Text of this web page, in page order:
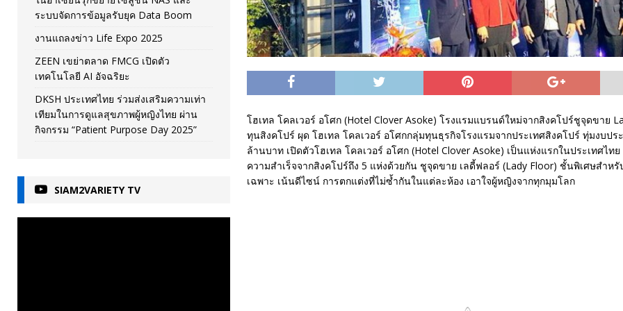
โฮเทล โคลเวอร์ อโศก (Hotel Clover Asoke) โรงแรมแบรนด์ใหม่จากสิงคโปร์ชูจุดขาย
ทุนสิงคโปร์ ผุด โฮเทล โคลเวอร์ อโศกกลุ่มทุนธุรกิจโรงแรมจากประเทศสิงคโปร์ ทุ่มงบป
ล้านบาท เปิดตัวโฮเทล โคลเวอร์ อโศก (Hotel Clover Asoke) เป็นแห่งแรกในประเทศไท
ความสำเร็จจากสิงคโปร์ถึง 5 แห่งด้วยกัน ชูจุดขาย เลดี้ฟลอร์ (Lady Floor) ชั้นพิเศษสำห
เฉพาะ เน้นดีไซน์ การตกแต่งที่ไม่ซ้ำกันในแต่ละห้อง เอาใจผู้หญิงจากทุกมุมโลก
ระบบจัดการข้อมูลรับยุค Data Boom
งานแถลงข่าว Life Expo 2025
ZEEN เขย่าตลาด FMCG เปิดตัว
เทคโนโลยี AI อัจฉริยะ
DKSH ประเทศไทย ร่วมส่งเสริมความเท่า
เทียมในการดูแลสุขภาพผู้หญิงไทย ผ่าน
กิจกรรม “Patient Purpose Day 2025”
SIAM2VARIETY TV